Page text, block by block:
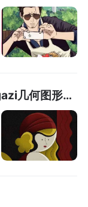
当代”毕加索“插画家John Battalgazi几何图形作品